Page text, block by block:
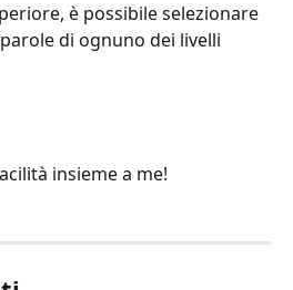
è possibile selezionare
di ognuno dei livelli
insieme a me!